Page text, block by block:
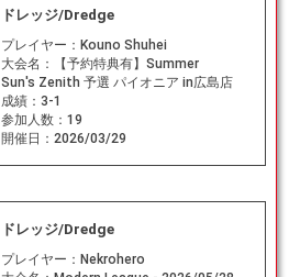
ドレッジ/Dredge
プレイヤー： Kouno Shuhei
大会名：
【予約特典有】Summer
Sun's Zenith 予選 パイオニア in広島店
成績： 3-1
参加人数： 19
開催日： 2026/03/29
ドレッジ/Dredge
プレイヤー： Nekrohero